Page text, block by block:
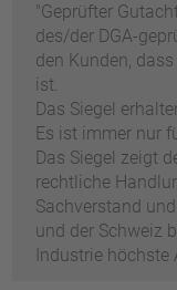
"Geprüfter
des/der DGA-
den Kunden,
ist.
Das Siegel
Es ist immer nur
Das Siegel zeigt
rechtliche
Sachverstand
und der Schweiz
Industrie höchste